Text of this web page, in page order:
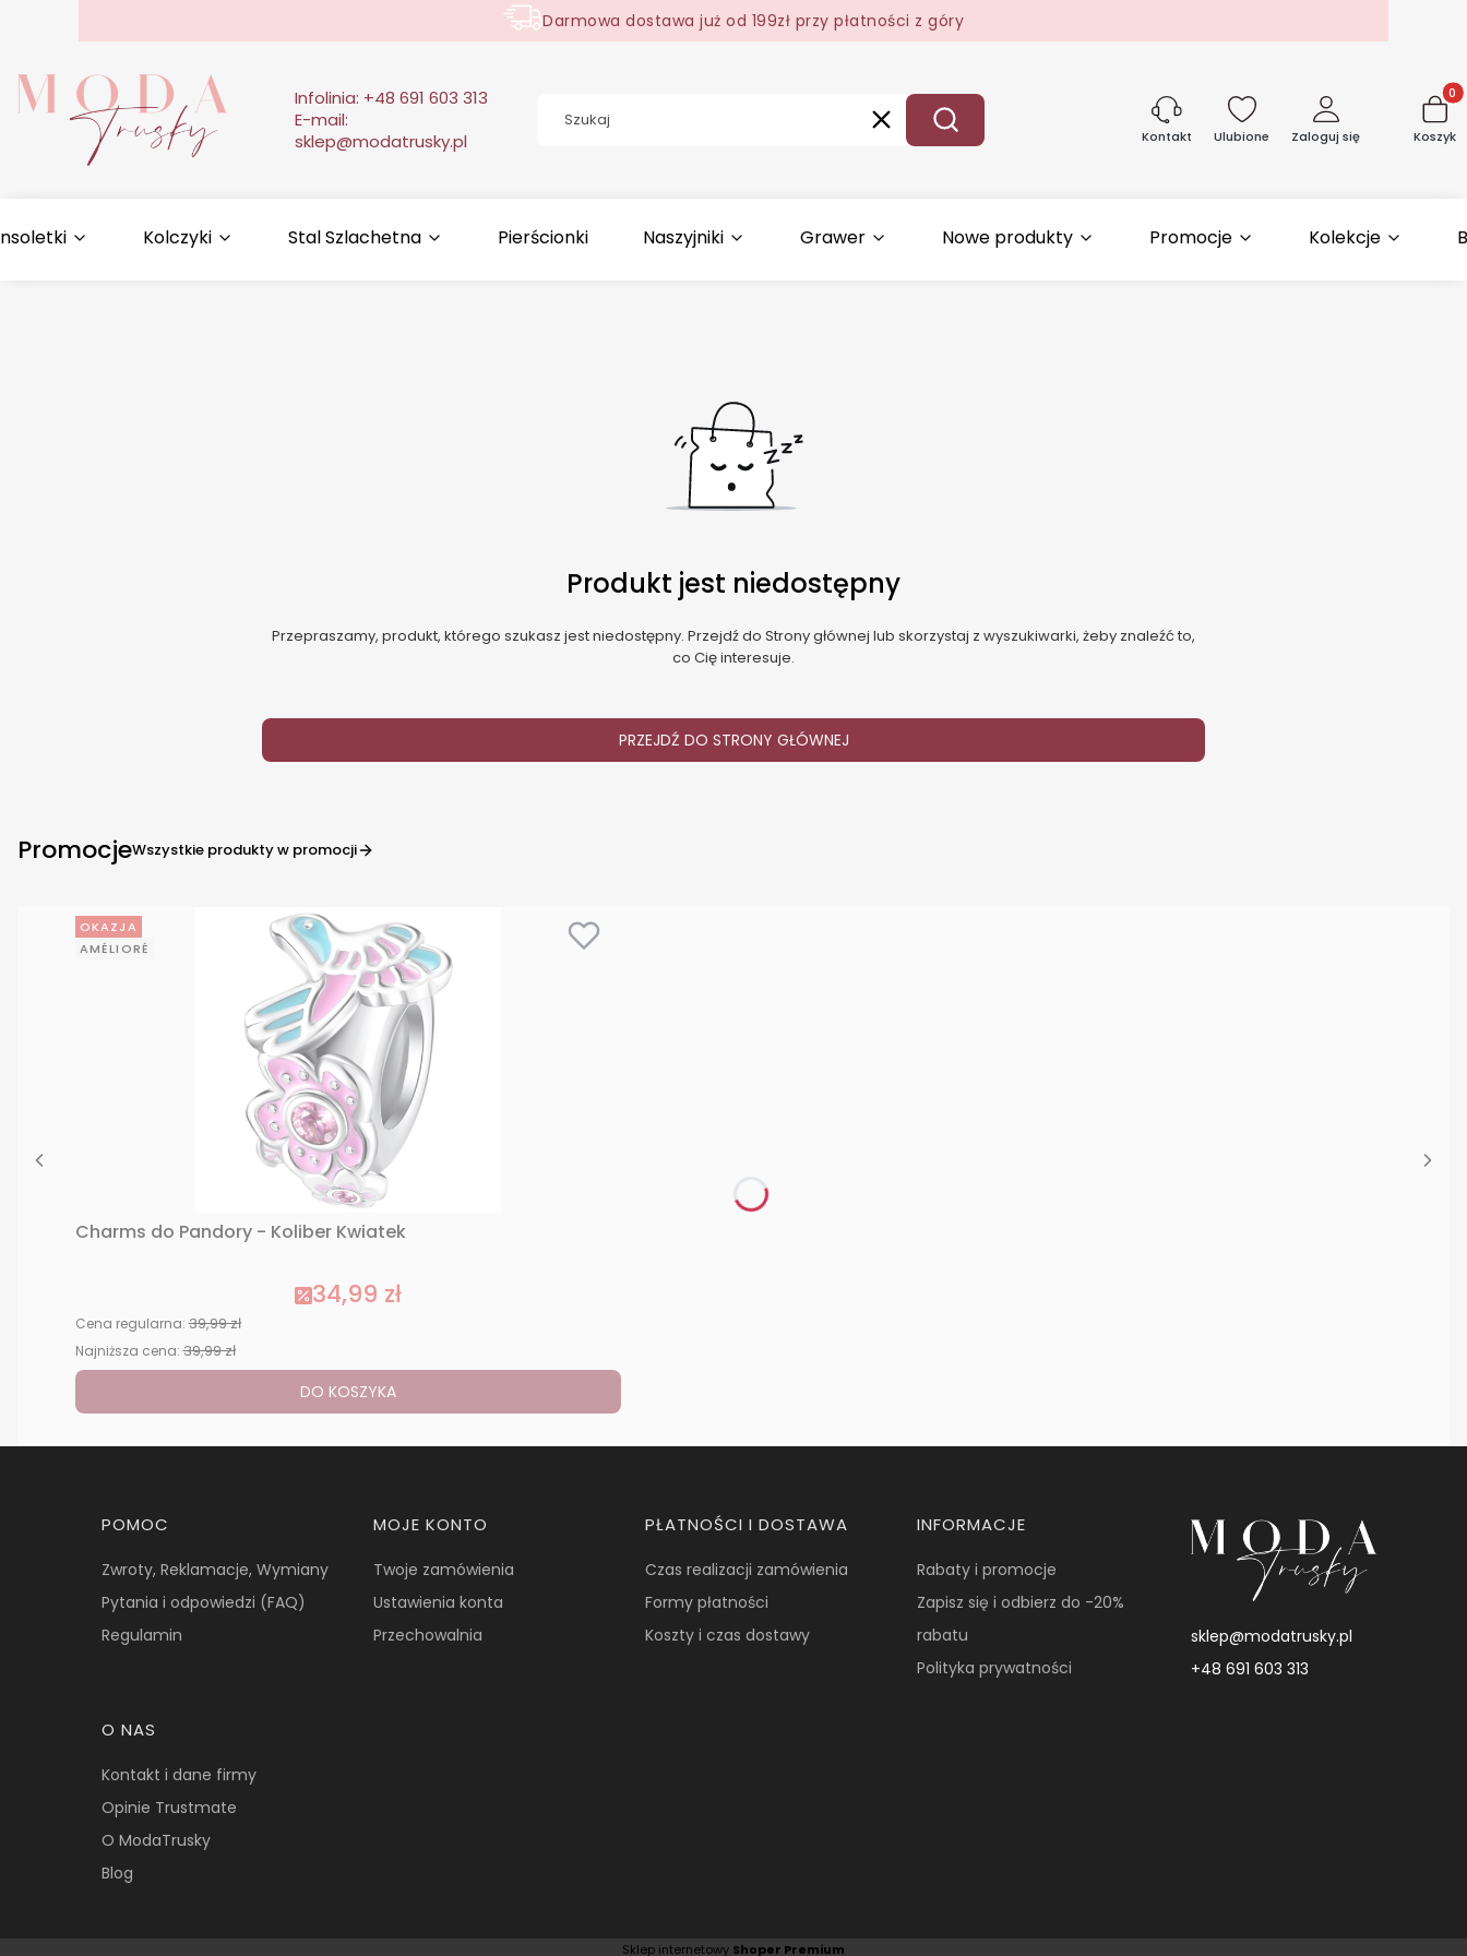
Darmowa dostawa już od 199zł przy płatności z góry
Infolinia: +48 691 603 313
E-mail:
sklep@modatrusky.pl
WyczyśćSzukaj Kontakt Ulubione Zaloguj się Koszyk
Kolczyki Stal Szlachetna Pierścionki Naszyjniki Grawer Nowe produkty Promocje Kolekcje
Produkt jest niedostępny
Przepraszamy, produkt, którego szukasz jest niedostępny. Przejdź do Strony głównej lub skorzystaj z wyszukiwarki, żeby znaleźć to,
co Cię interesuje.
PRZEJDŹ DO STRONY GŁÓWNEJ
PromocjeWszystkie produkty w promocji
OKAZJA
AMÉLIORÉ
Charms do Pandory - Koliber Kwiatek
34,99 zł
Cena regularna: 39,99 zł
Najniższa cena: 39,99 zł
DO KOSZYKA
Linki w stopce
POMOC
Zwroty, Reklamacje, Wymiany
Pytania i odpowiedzi (FAQ)
Regulamin
MOJE KONTO
Twoje zamówienia
Ustawienia konta
Przechowalnia
PŁATNOŚCI I DOSTAWA
Czas realizacji zamówienia
Formy płatności
Koszty i czas dostawy
INFORMACJE
Rabaty i promocje
Zapisz się i odbierz do -20%
rabatu
Polityka prywatności
O NAS
Kontakt i dane firmy
Opinie Trustmate
O ModaTrusky
Blog
sklep@modatrusky.pl
+48 691 603 313
Sklep internetowy Shoper Premium